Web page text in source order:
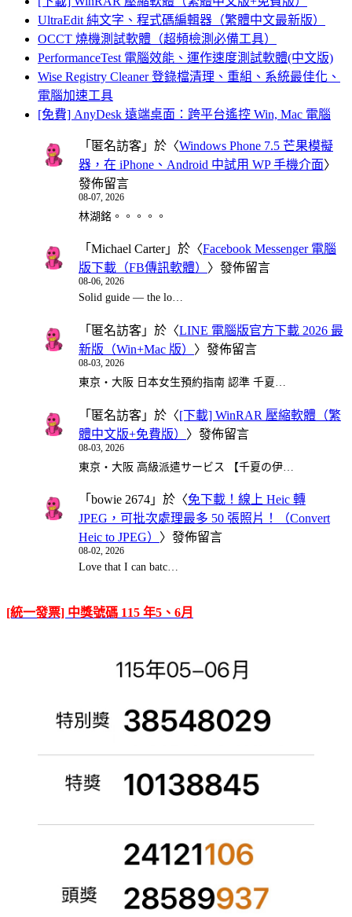
UltraEdit 純文字、程式碼編輯器（繁體中文最新版）
OCCT 燒機測試軟體（超頻檢測必備工具）
PerformanceTest 電腦效能、運作速度測試軟體(中文版)
Wise Registry Cleaner 登錄檔清理、重組、系統最佳化、
電腦加速工具
[免費] AnyDesk 遠端桌面：跨平台遙控 Win, Mac 電腦
「 匿名訪客 」於〈Windows Phone 7.5 芒果模擬
器，在 iPhone、Android 中試用 WP 手機介面〉
發佈留言
08-07, 2026
林湖銘。。。。。
「 Michael Carter」於〈Facebook Messenger 電腦
版下載（FB傳訊軟體） 〉發佈留言
08-06, 2026
Solid guide — the lo…
「 匿名訪客 」於〈LINE 電腦版官方下載 2026 最
新版（Win+Mac 版） 〉發佈留言
08-03, 2026
東京・大阪 日本女生預約指南 認準 千夏…
「 匿名訪客 」於〈[下載] WinRAR 壓縮軟體（繁
體中文版+免費版） 〉發佈留言
08-03, 2026
東京・大阪 高級派遣サービス 【千夏の伊…
「 bowie 2674 」於〈免下載！線上 Heic 轉
JPEG，可批次處理最多 50 張照片！（Convert
Heic to JPEG） 〉發佈留言
08-02, 2026
Love that I can batc…
[統一發票] 中獎號碼 115 年5、6月